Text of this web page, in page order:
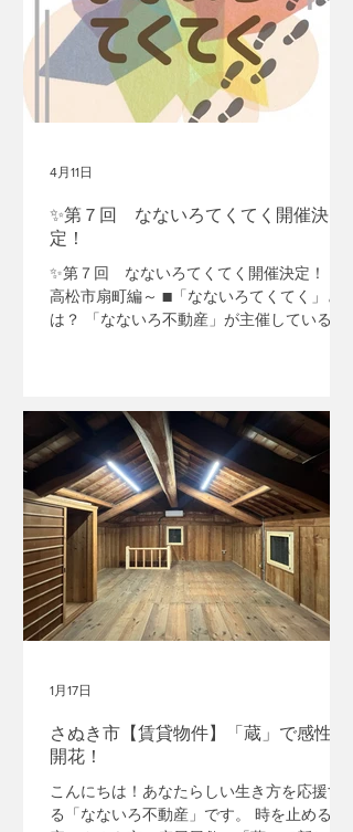
メンバー紹介 今回は、初参加の方から皆勤
賞の方まで、いつもながらバラエティ豊か
な顔ぶれでした🎵 高松へ移住されたご夫
婦：千葉県より移住されたご夫婦さん♪ イン
テリアに興味あり：よりよい暮らしに興味
をもって初参加🌟 人生設計のプロ：女性フ
皆勤賞：いつも心強い不動産オーナーさん
ショナル✨ 間取り図マニア：お散歩が趣味
のこだわり派🚶‍➡️ 運動不足解消中：数字に
強い税
✨第７回 なないろてくてく開催決
定！
✨第７回 なないろてくてく開催決定！ ～
高松市扇町編～ ■「なないろてくてく」と
は？ 「なないろ不動産」が主催しているお
り、参加者同士の交流を深めたりするお散
歩会です😊🙌 今回は、高松市扇町をてくて
くします。 扇町といえば… 落ち着いた住宅
街＋昔ながらの雰囲気が感じられるエリ
ア。 ・昔からの商店 ・ローカルな飲食店 ・
細い路地 といった、ちょっとディープな街
並みが魅力。 瓦町からも少し離れており、
ゆったり歩けるのも嬉しいポイント。 どこ
か懐かしくて、歩くたびに新しい発見があ
る扇町エリアを一緒にてくてくしてみませ
んか👣 ✨ こんな方におすすめ！ • 運動不足
と、あっという間です！） • 扇町エリアに
取り図を見るのが好き」「古い建物が好
き」というマニアな方 • 地元の人と交流し
て、おすすめスポットを知りたい方...
4月11日
さぬき市【賃貸物件】「蔵」で感性を
開花！
こんにちは！あなたらしい生き方を応援す
る「なないろ不動産」です。 時を止める静
1月17日